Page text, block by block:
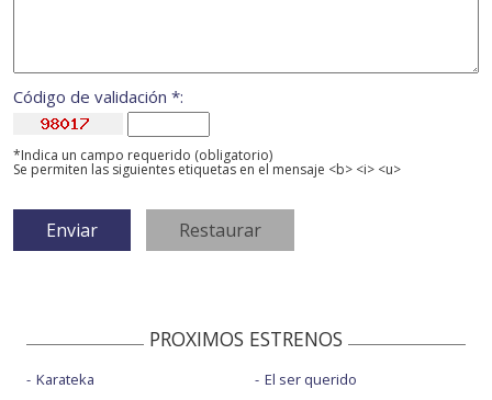
Código de validación *:
*Indica un campo requerido (obligatorio)
Se permiten las siguientes etiquetas en el mensaje <b> <i> <u>
PROXIMOS ESTRENOS
Karateka
El ser querido